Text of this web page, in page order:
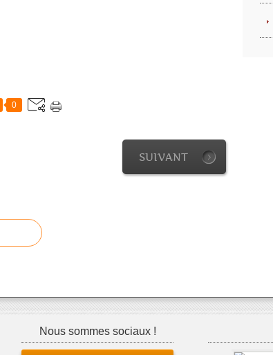
0
SUIVANT
Nous sommes sociaux !